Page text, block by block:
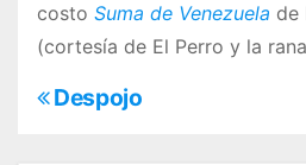
costo Suma de Venezuela de
(cortesía de El Perro y la
NDespojo